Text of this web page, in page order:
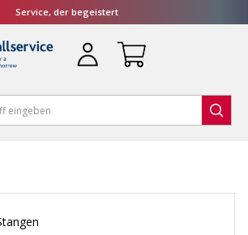
Service, der begeistert